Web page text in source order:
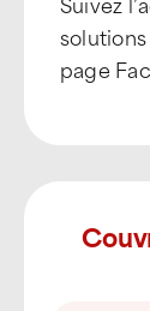
page